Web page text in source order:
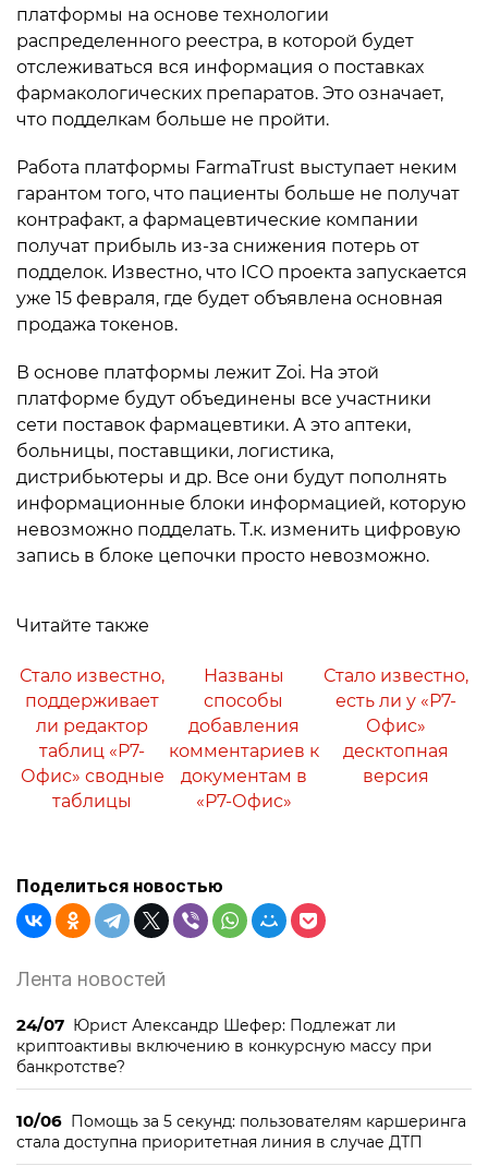
платформы на основе технологии
распределенного реестра, в которой будет
отслеживаться вся информация о поставках
фармакологических препаратов. Это означает,
что подделкам больше не пройти.
Работа платформы FarmaTrust выступает неким
гарантом того, что пациенты больше не получат
контрафакт, а фармацевтические компании
получат прибыль из-за снижения потерь от
подделок. Известно, что ICO проекта запускается
уже 15 февраля, где будет объявлена основная
продажа токенов.
В основе платформы лежит Zoi. На этой
платформе будут объединены все участники
сети поставок фармацевтики. А это аптеки,
больницы, поставщики, логистика,
дистрибьютеры и др. Все они будут пополнять
информационные блоки информацией, которую
невозможно подделать. Т.к. изменить цифровую
запись в блоке цепочки просто невозможно.
Читайте также
Стало известно,
поддерживает
ли редактор
таблиц «Р7-
Офис» сводные
таблицы
Названы
способы
добавления
комментариев к
документам в
«Р7-Офис»
Стало известно,
есть ли у «Р7-
Офис»
десктопная
версия
Поделиться новостью
Лента новостей
24/07 Юрист Александр Шефер: Подлежат ли
криптоактивы включению в конкурсную массу при
банкротстве?
10/06 Помощь за 5 секунд: пользователям каршеринга
стала доступна приоритетная линия в случае ДТП